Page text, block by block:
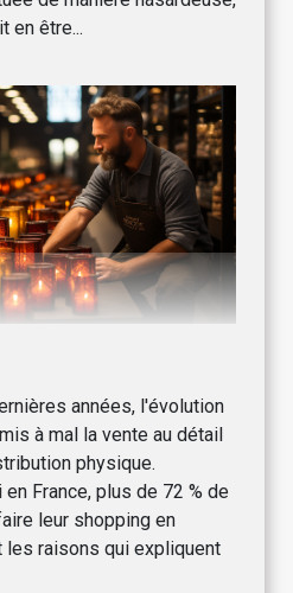
en être...
années, l'évolution
à mal la vente au détail
physique.
en France, plus de 72 % de
leur shopping en
les raisons qui expliquent